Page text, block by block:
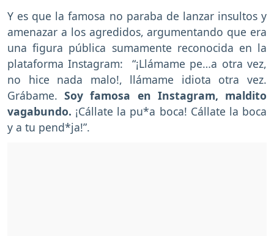
Y es que la famosa no paraba de lanzar insultos y
amenazar a los agredidos, argumentando que era
una figura pública sumamente reconocida en la
plataforma Instagram: “¡Llámame pe…a otra vez,
no hice nada malo!, llámame idiota otra vez.
Grábame.Soy famosa en Instagram, maldito
vagabundo. ¡Cállate la pu*a boca! Cállate la boca
y a tu pend*ja!”.